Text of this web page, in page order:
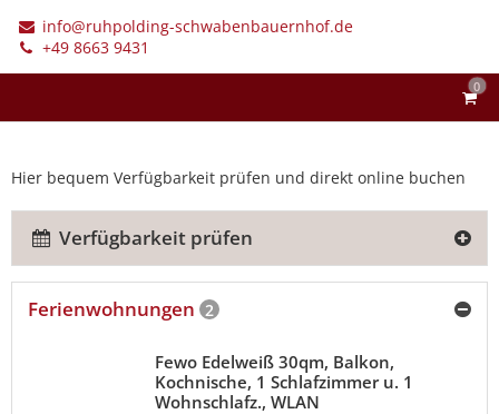
info@ruhpolding-schwabenbauernhof.de
+49 8663 9431
0
Hier bequem Verfügbarkeit prüfen und direkt online buchen
Verfügbarkeit prüfen
Ferienwohnungen 2
Fewo Edelweiß 30qm, Balkon,
Kochnische, 1 Schlafzimmer u. 1
Wohnschlafz., WLAN